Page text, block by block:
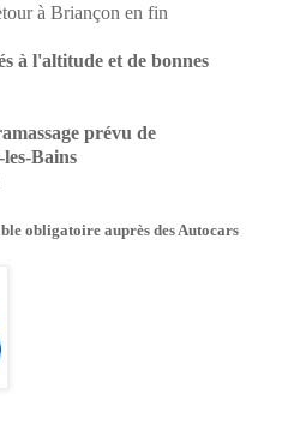
à Briançon en fin
à l'altitude et de bonnes
prévu de
Bains
obligatoire auprès des Autocars